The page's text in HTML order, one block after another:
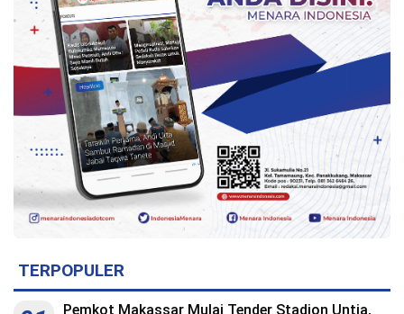
TERPOPULER
Pemkot Makassar Mulai Tender Stadion Untia,